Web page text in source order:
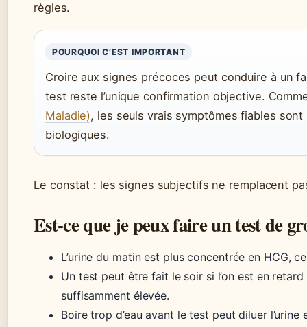
règles.
POURQUOI C’EST IMPORTANT
Croire aux signes précoces peut conduire à un
test reste l’unique confirmation objective.
Maladie), les seuls vrais symptômes fiables
biologiques.
Le constat : les signes subjectifs ne remplacent
Est-ce que je peux faire un test de
L’urine du matin est plus concentrée en HCG,
Un test peut être fait le soir si l’on est en retard
suffisamment élevée.
Boire trop d’eau avant le test peut diluer l’urine